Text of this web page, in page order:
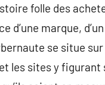
folle des
marque,
se situe
les sites y